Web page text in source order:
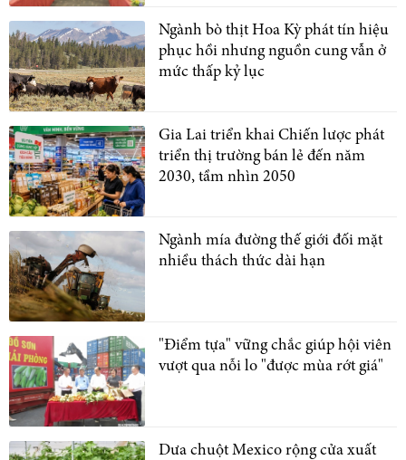
Ngành bò thịt Hoa Kỳ phát tín hiệu
phục hồi nhưng nguồn cung vẫn ở
mức thấp kỷ lục
Gia Lai triển khai Chiến lược phát
triển thị trường bán lẻ đến năm
2030, tầm nhìn 2050
Ngành mía đường thế giới đối mặt
nhiều thách thức dài hạn
"Điểm tựa" vững chắc giúp hội viên
vượt qua nỗi lo "được mùa rớt giá"
Dưa chuột Mexico rộng cửa xuất